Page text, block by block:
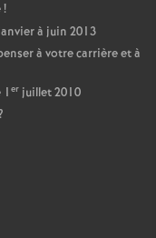
!
à juin 2013
à votre carrière et à
er juillet 2010